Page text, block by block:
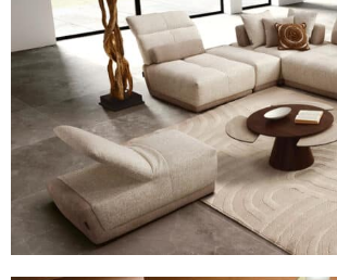
2610
Le canapé 3 places en tissu avec 2